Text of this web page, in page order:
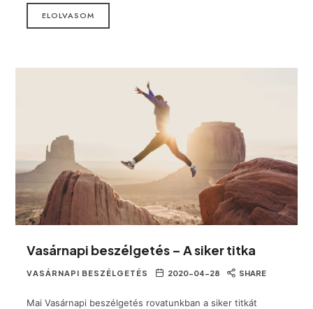
ELOLVASOM
Vasárnapi beszélgetés – A siker titka
VASÁRNAPI BESZÉLGETÉS 2020-04-28 SHARE
Mai Vasárnapi beszélgetés rovatunkban a siker titkát